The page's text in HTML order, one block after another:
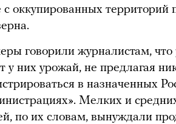
с оккупированных территорий
говорили журналистам, что
у них урожай, не предлагая
в назначенных
Мелких и
по их словам, вынуждали